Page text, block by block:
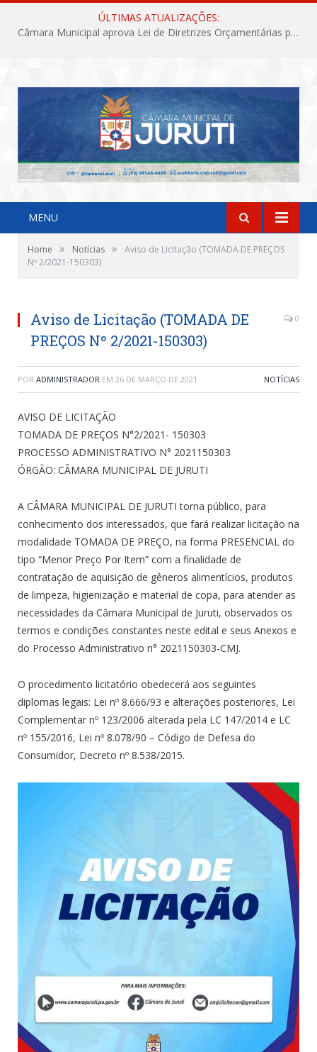
ÚLTIMAS ATUALIZAÇÕES:
Câmara Municipal aprova Lei de Diretrizes Orçamentárias para o exercício financeiro de 2027
MENU
Home » Notícias »
Aviso de Licitação (TOMADA DE PREÇOS
Nº 2/2021-150303)
Aviso de Licitação (TOMADA DE
PREÇOS Nº 2/2021-150303)
0
POR ADMINISTRADOR EM 26 DE MARÇO DE 2021 NOTÍCIAS
AVISO DE LICITAÇÃO
TOMADA DE PREÇOS N°2/2021- 150303
PROCESSO ADMINISTRATIVO N° 2021150303
ÓRGÃO: CÂMARA MUNICIPAL DE JURUTI
A CÂMARA MUNICIPAL DE JURUTI torna público, para
conhecimento dos interessados, que fará realizar licitação na
modalidade TOMADA DE PREÇO, na forma PRESENCIAL do
tipo “Menor Preço Por Item” com a finalidade de
contratação de aquisição de gêneros alimentícios, produtos
de limpeza, higienização e material de copa, para atender as
necessidades da Câmara Municipal de Juruti, observados os
termos e condições constantes neste edital e seus Anexos e
do Processo Administrativo n° 2021150303-CMJ.
O procedimento licitatório obedecerá aos seguintes
diplomas legais: Lei nº 8.666/93 e alterações posteriores, Lei
Complementar nº 123/2006 alterada pela LC 147/2014 e LC
nº 155/2016, Lei nº 8.078/90 – Código de Defesa do
Consumidor, Decreto nº 8.538/2015.